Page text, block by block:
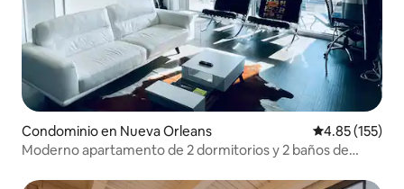
Condominio en Nueva Orleans Calificación
4.85 (155)
Moderno apartamento de 2 dormitorios y 2 baños de